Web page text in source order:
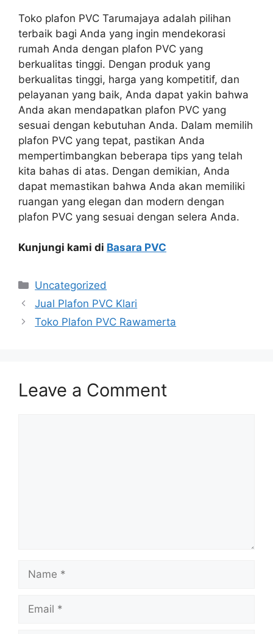
Toko plafon PVC Tarumajaya adalah pilihan
terbaik bagi Anda yang ingin mendekorasi
rumah Anda dengan plafon PVC yang
berkualitas tinggi. Dengan produk yang
berkualitas tinggi, harga yang kompetitif, dan
pelayanan yang baik, Anda dapat yakin bahwa
Anda akan mendapatkan plafon PVC yang
sesuai dengan kebutuhan Anda. Dalam memilih
plafon PVC yang tepat, pastikan Anda
mempertimbangkan beberapa tips yang telah
kita bahas di atas. Dengan demikian, Anda
dapat memastikan bahwa Anda akan memiliki
ruangan yang elegan dan modern dengan
plafon PVC yang sesuai dengan selera Anda.
Kunjungi kami di Basara PVC
Categories
Uncategorized
Jual Plafon PVC Klari
Toko Plafon PVC Rawamerta
Leave a Comment
Name
Email